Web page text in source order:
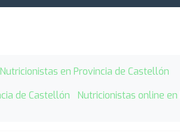
Nutricionistas en Provincia de Castellón
de Castellón Nutricionistas online